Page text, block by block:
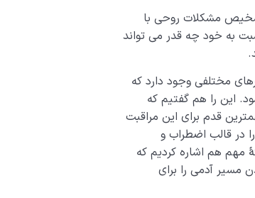
مشکلات روحی با
به خود چه قدر می تواند
مختلفی وجود دارد که
این را هم گفتیم که
قدم برای این مراقبت
در قالب اضطراب و
مهم هم اشاره کردیم که
آدمی را برای